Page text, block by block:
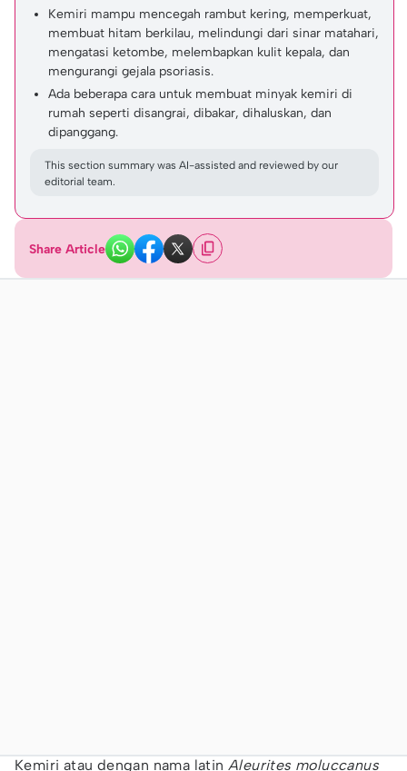
Kemiri mampu mencegah rambut kering, memperkuat,
membuat hitam berkilau, melindungi dari sinar matahari,
mengatasi ketombe, melembapkan kulit kepala, dan
mengurangi gejala psoriasis.
Ada beberapa cara untuk membuat minyak kemiri di
rumah seperti disangrai, dibakar, dihaluskan, dan
dipanggang.
This section summary was AI-assisted and reviewed by our
editorial team.
Share Article
Kemiri atau dengan nama latin Aleurites moluccanus